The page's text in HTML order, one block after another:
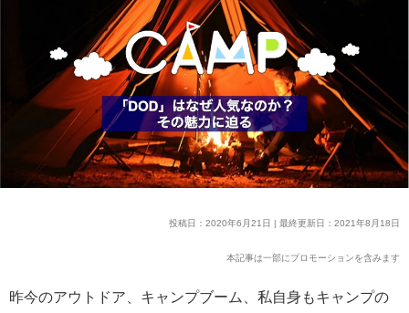
投稿日：2020年6月21日 | 最終更新日：2021年8月18日
本記事は一部にプロモーションを含みます
昨今のアウトドア、キャンプブーム、私自身もキャンプの